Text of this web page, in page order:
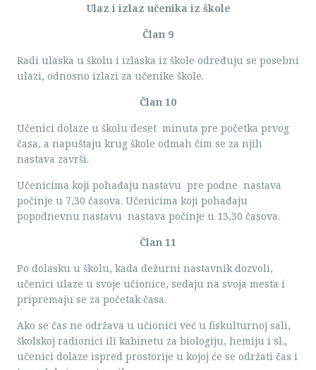
Ulaz i izlaz učenika iz škole
Član 9
Radi ulaska u školu i izlaska iz škole određuju se posebni
ulazi, odnosno izlazi za učenike škole.
Član 10
Učenici dolaze u školu deset minuta pre početka prvog
časa, a napuštaju krug škole odmah čim se za njih
nastava završi.
Učenicima koji pohađaju nastavu pre podne nastava
počinje u 7,30 časova. Učenicima koji pohađaju
popodnevnu nastavu nastava počinje u 13,30 časova.
Član 11
Po dolasku u školu, kada dežurni nastavnik dozvoli,
učenici ulaze u svoje učionice, sedaju na svoja mesta i
pripremaju se za početak časa.
Ako se čas ne održava u učionici već u fiskulturnoj sali,
školskoj radionici ili kabinetu za biologiju, hemiju i sl.,
učenici dolaze ispred prostorije u kojoj će se održati čas i